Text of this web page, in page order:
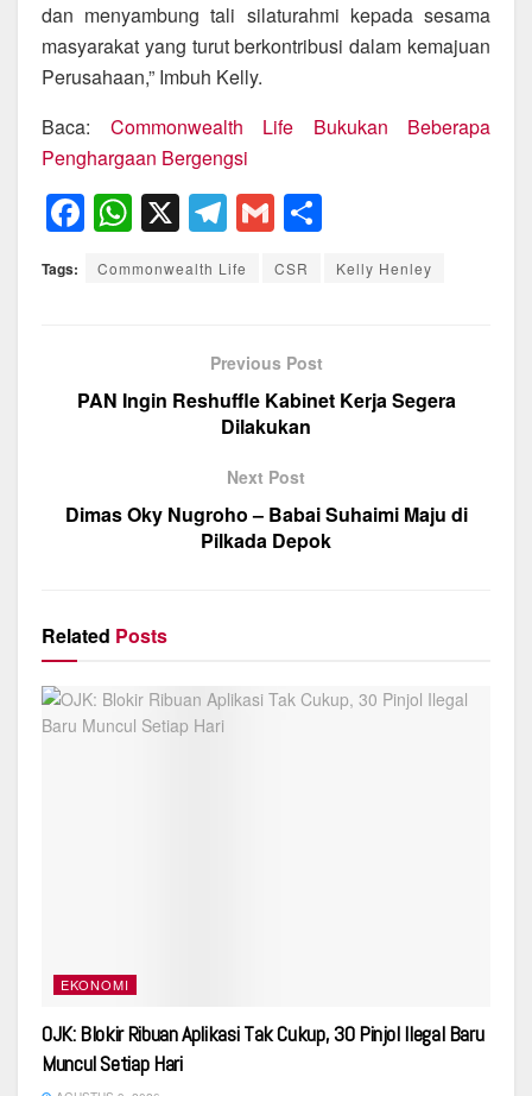
dan menyambung tali silaturahmi kepada sesama
masyarakat yang turut berkontribusi dalam kemajuan
Perusahaan,” Imbuh Kelly.
Baca: Commonwealth Life Bukukan Beberapa
Penghargaan Bergengsi
F
a
c
o
W
h
at
p
X T
el
e
a
m
G
m
ail
h
ar
Tags: Commonwealth Life CSR Kelly Henley
Previous Post
PAN Ingin Reshuffle Kabinet Kerja Segera
Dilakukan
Next Post
Dimas Oky Nugroho – Babai Suhaimi Maju di
Pilkada Depok
Related Posts
EKONOMI
OJK: Blokir Ribuan Aplikasi Tak Cukup, 30 Pinjol Ilegal Baru
Muncul Setiap Hari